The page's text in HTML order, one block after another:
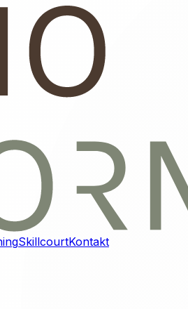
SkillcourtKontakt